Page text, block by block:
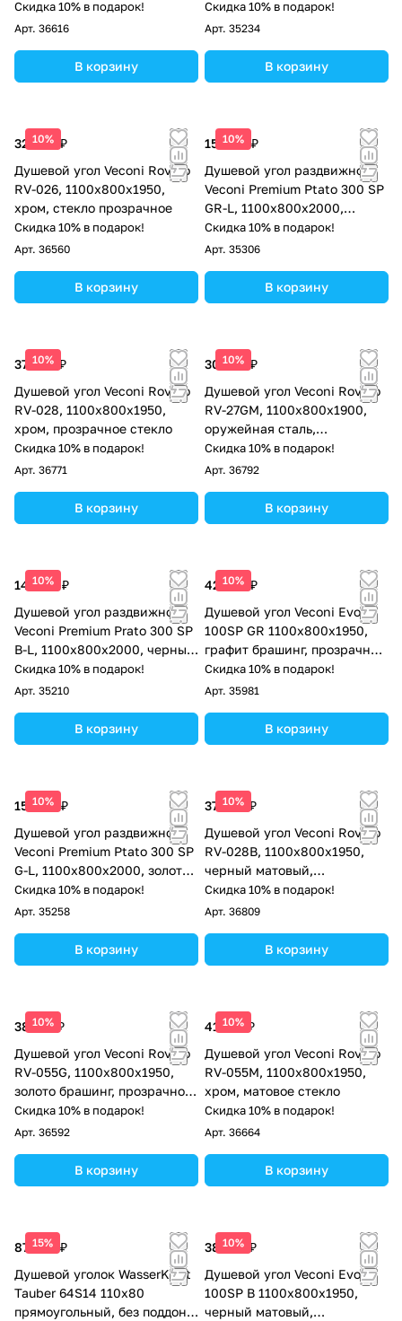
прозрачное стекло
Скидка 10% в подарок!
Арт. 36616
В корзину
матовый, стекло прозрачное
Скидка 10% в подарок!
Арт. 35234
В корзину
10%
32 604 ₽
Душевой угол Veconi Rovigo
RV-026, 1100х800х1950,
хром, стекло прозрачное
Скидка 10% в подарок!
Арт. 36560
В корзину
10%
157 113 ₽
Душевой угол раздвижной
Veconi Premium Ptato 300 SP
GR-L, 1100х800x2000,
брашированный графит,
стекло прозрачное
Скидка 10% в подарок!
Арт. 35306
В корзину
10%
37 964 ₽
Душевой угол Veconi Rovigo
RV-028, 1100х800х1950,
хром, прозрачное стекло
Скидка 10% в подарок!
Арт. 36771
В корзину
10%
30 428 ₽
Душевой угол Veconi Rovigo
RV-27GM, 1100x800x1900,
оружейная сталь,
прозрачное стекло
Скидка 10% в подарок!
Арт. 36792
В корзину
10%
142 717 ₽
Душевой угол раздвижной
Veconi Premium Prato 300 SP
B-L, 1100х800x2000, черный
матовый, стекло прозрачное
Скидка 10% в подарок!
Арт. 35210
В корзину
10%
42 624 ₽
Душевой угол Veconi Evo
100SP GR 1100х800x1950,
графит брашинг, прозрачное
стекло
Скидка 10% в подарок!
Арт. 35981
В корзину
10%
157 113 ₽
Душевой угол раздвижной
Veconi Premium Ptato 300 SP
G-L, 1100х800x2000, золото
брашированный, стекло
прозрачное
Скидка 10% в подарок!
Арт. 35258
В корзину
10%
37 964 ₽
Душевой угол Veconi Rovigo
RV-028B, 1100х800х1950,
черный матовый,
прозрачное стекло
Скидка 10% в подарок!
Арт. 36809
В корзину
10%
38 572 ₽
Душевой угол Veconi Rovigo
RV-055G, 1100х800х1950,
золото брашинг, прозрачное
стекло
Скидка 10% в подарок!
Арт. 36592
В корзину
10%
41 532 ₽
Душевой угол Veconi Rovigo
RV-055M, 1100х800х1950,
хром, матовое стекло
Скидка 10% в подарок!
Арт. 36664
В корзину
15%
87 000 ₽
Душевой уголок WasserKraft
Tauber 64S14 110х80
прямоугольный, без поддона,
10%
38 100 ₽
Душевой угол Veconi Evo
100SP B 1100х800x1950,
черный матовый,